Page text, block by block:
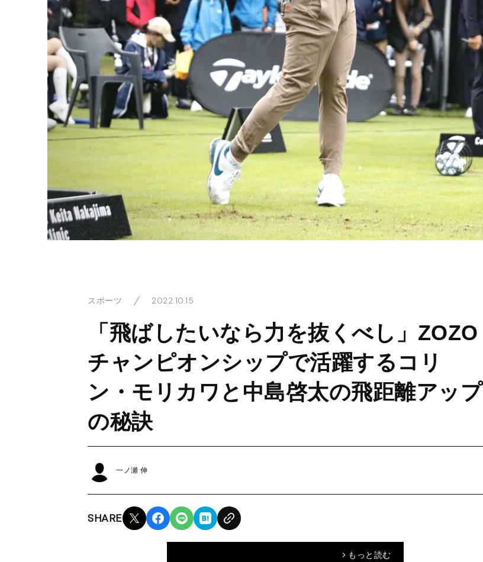
スポーツ 2022.10.15
「飛ばしたいなら力を抜くべし」ZOZO
チャンピオンシップで活躍するコリ
ン・モリカワと中島啓太の飛距離アップ
の秘訣
一ノ瀬 伸
SHARE
arrow_forward_ios もっと読む